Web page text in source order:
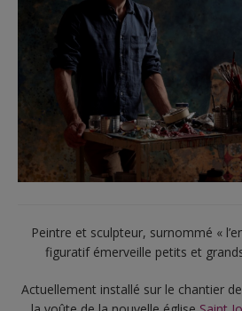
Peintre et sculpteur, surnommé «
figuratif émerveille petits et
Actuellement installé sur le chantier